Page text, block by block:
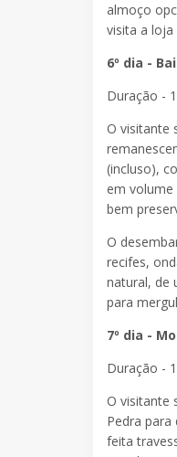
almoço
visita a loja
6º dia -
Duração -
O visitante
(incluso),
em volume
bem
O
recifes,
natural, de
para
7º dia -
Duração -
O visitante
Pedra
feita